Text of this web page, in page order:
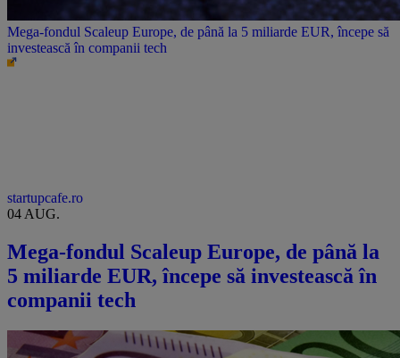
Mega-fondul Scaleup Europe, de până la 5 miliarde EUR, începe să
investească în companii tech
startupcafe.ro
04 AUG.
Mega-fondul Scaleup Europe, de până la
5 miliarde EUR, începe să investească în
companii tech